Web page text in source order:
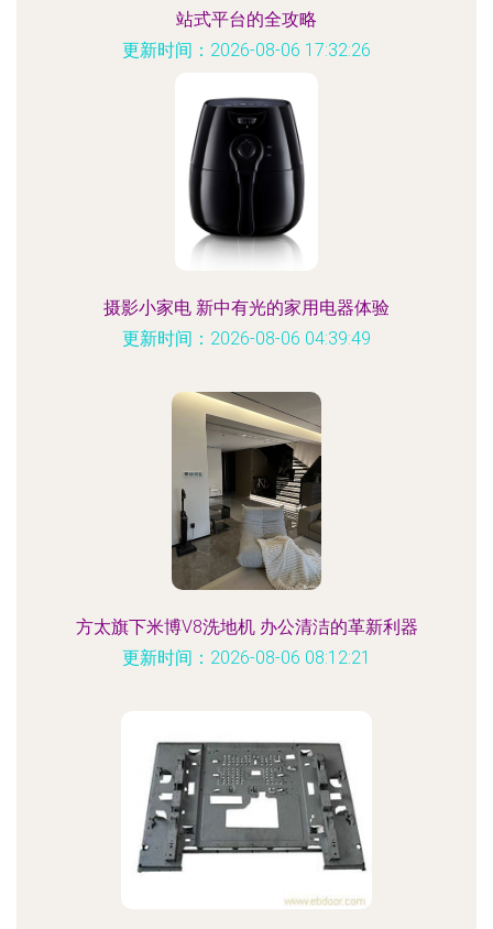
站式平台的全攻略
更新时间：2026-08-06 17:32:26
摄影小家电 新中有光的家用电器体验
更新时间：2026-08-06 04:39:49
方太旗下米博V8洗地机 办公清洁的革新利器
更新时间：2026-08-06 08:12:21